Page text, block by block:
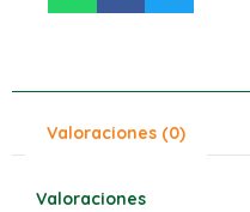
Valoraciones (0)
Valoraciones